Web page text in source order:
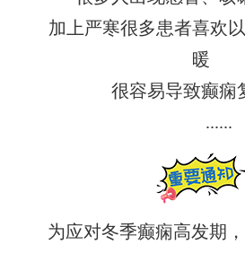
加上严寒很多患者喜欢
暖
很容易导致癫痫
......
为应对冬季癫痫高发期